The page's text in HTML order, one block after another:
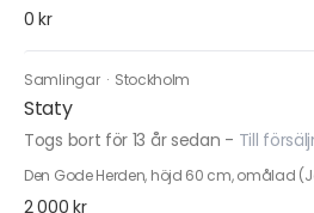
0 kr
Samlingar · Stockholm
Staty
Togs bort för 13 år sedan - Till
Den Gode Herden, höjd 60 cm, omålad
2 000 kr